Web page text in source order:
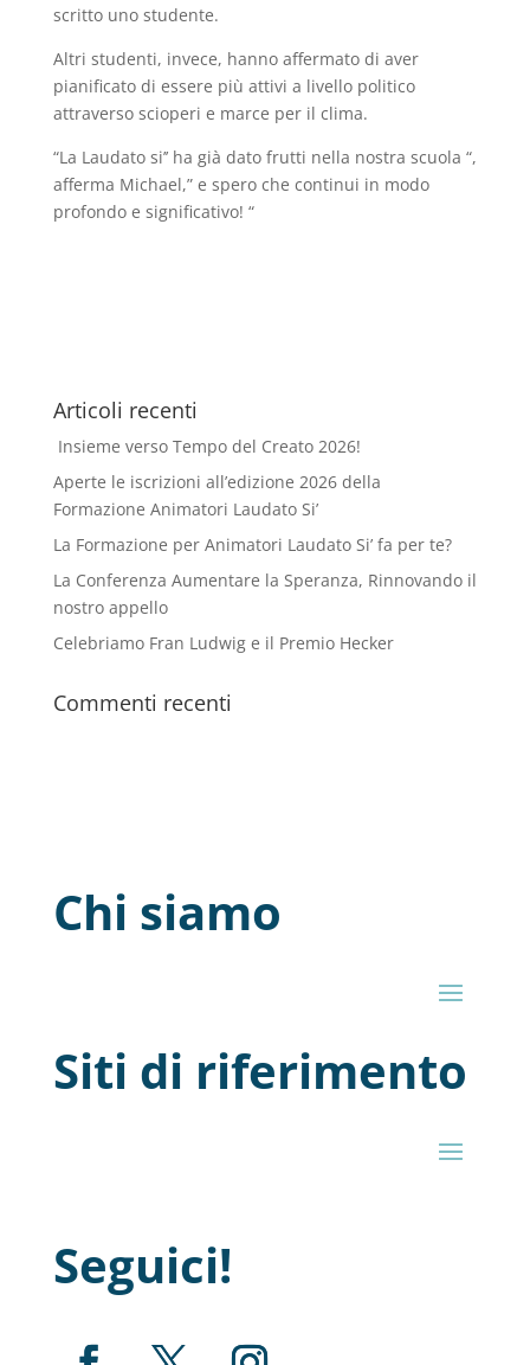
scritto uno studente.
Altri studenti, invece, hanno affermato di aver
pianificato di essere più attivi a livello politico
attraverso scioperi e marce per il clima.
“La Laudato si’’ ha già dato frutti nella nostra scuola “,
afferma Michael,” e spero che continui in modo
profondo e significativo! “
Articoli recenti
Insieme verso Tempo del Creato 2026!
Aperte le iscrizioni all’edizione 2026 della
Formazione Animatori Laudato Si’
La Formazione per Animatori Laudato Si’ fa per te?
La Conferenza Aumentare la Speranza, Rinnovando il
nostro appello
Celebriamo Fran Ludwig e il Premio Hecker
Commenti recenti
Chi siamo
Siti di riferimento
Seguici!